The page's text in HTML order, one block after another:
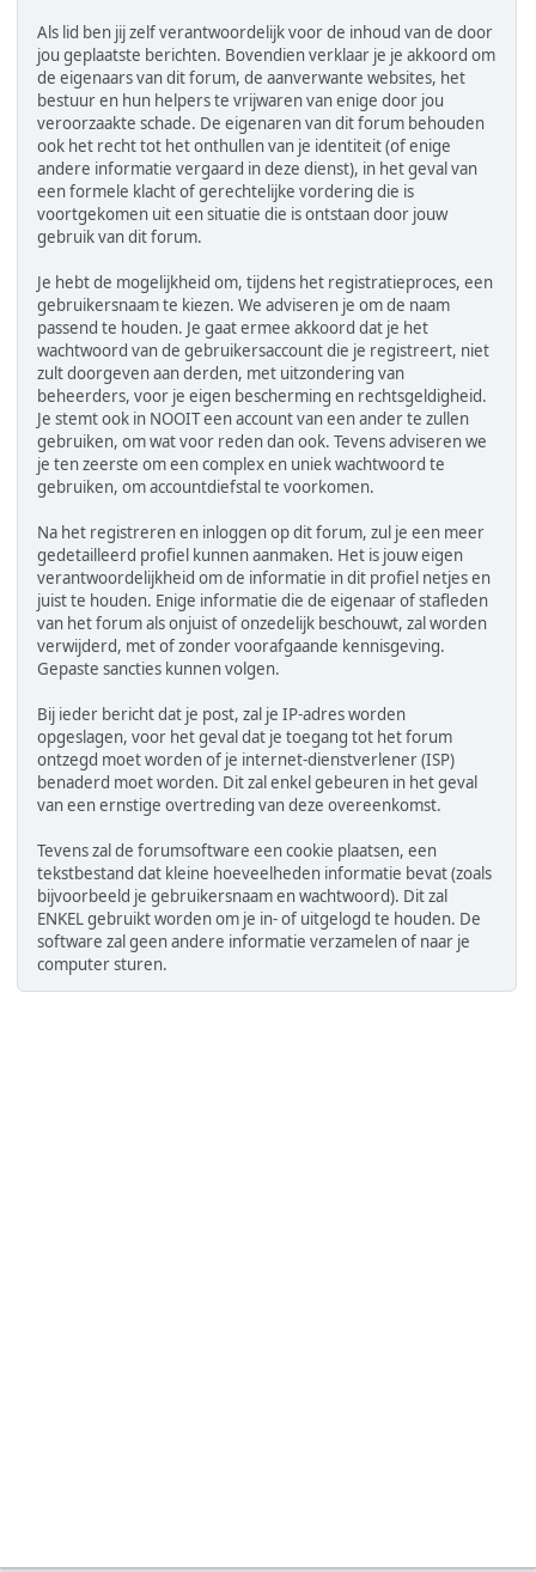
Als lid ben jij zelf verantwoordelijk voor de inhoud van de door
jou geplaatste berichten. Bovendien verklaar je je akkoord om
de eigenaars van dit forum, de aanverwante websites, het
bestuur en hun helpers te vrijwaren van enige door jou
veroorzaakte schade. De eigenaren van dit forum behouden
ook het recht tot het onthullen van je identiteit (of enige
andere informatie vergaard in deze dienst), in het geval van
een formele klacht of gerechtelijke vordering die is
voortgekomen uit een situatie die is ontstaan door jouw
gebruik van dit forum.
Je hebt de mogelijkheid om, tijdens het registratieproces, een
gebruikersnaam te kiezen. We adviseren je om de naam
passend te houden. Je gaat ermee akkoord dat je het
wachtwoord van de gebruikersaccount die je registreert, niet
zult doorgeven aan derden, met uitzondering van
beheerders, voor je eigen bescherming en rechtsgeldigheid.
Je stemt ook in NOOIT een account van een ander te zullen
gebruiken, om wat voor reden dan ook. Tevens adviseren we
je ten zeerste om een complex en uniek wachtwoord te
gebruiken, om accountdiefstal te voorkomen.
Na het registreren en inloggen op dit forum, zul je een meer
gedetailleerd profiel kunnen aanmaken. Het is jouw eigen
verantwoordelijkheid om de informatie in dit profiel netjes en
juist te houden. Enige informatie die de eigenaar of stafleden
van het forum als onjuist of onzedelijk beschouwt, zal worden
verwijderd, met of zonder voorafgaande kennisgeving.
Gepaste sancties kunnen volgen.
Bij ieder bericht dat je post, zal je IP-adres worden
opgeslagen, voor het geval dat je toegang tot het forum
ontzegd moet worden of je internet-dienstverlener (ISP)
benaderd moet worden. Dit zal enkel gebeuren in het geval
van een ernstige overtreding van deze overeenkomst.
Tevens zal de forumsoftware een cookie plaatsen, een
tekstbestand dat kleine hoeveelheden informatie bevat (zoals
bijvoorbeeld je gebruikersnaam en wachtwoord). Dit zal
ENKEL gebruikt worden om je in- of uitgelogd te houden. De
software zal geen andere informatie verzamelen of naar je
computer sturen.